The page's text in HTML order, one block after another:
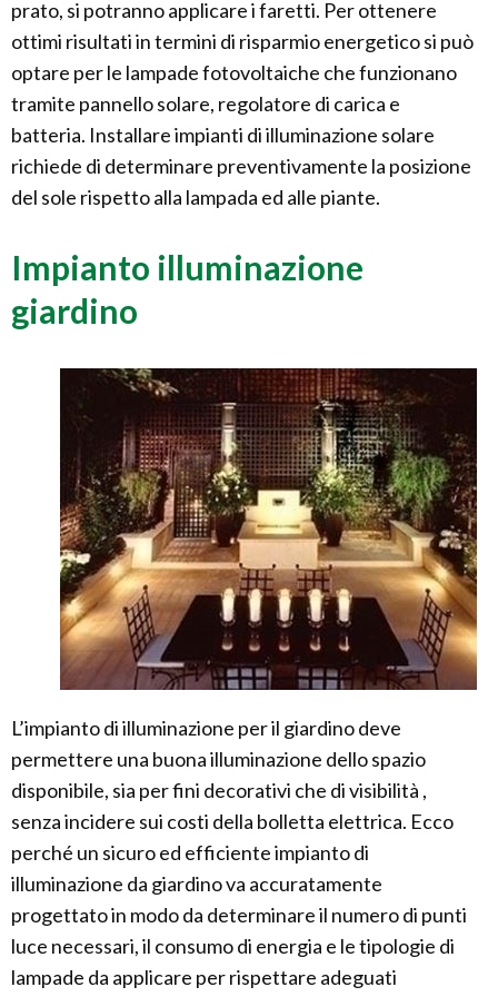
prato, si potranno applicare i faretti. Per ottenere
ottimi risultati in termini di risparmio energetico si può
optare per le lampade fotovoltaiche che funzionano
tramite pannello solare, regolatore di carica e
batteria. Installare impianti di illuminazione solare
richiede di determinare preventivamente la posizione
del sole rispetto alla lampada ed alle piante.
Impianto illuminazione
giardino
L’impianto di illuminazione per il giardino deve
permettere una buona illuminazione dello spazio
disponibile, sia per fini decorativi che di visibilità ,
senza incidere sui costi della bolletta elettrica. Ecco
perché un sicuro ed efficiente impianto di
illuminazione da giardino va accuratamente
progettato in modo da determinare il numero di punti
luce necessari, il consumo di energia e le tipologie di
lampade da applicare per rispettare adeguati